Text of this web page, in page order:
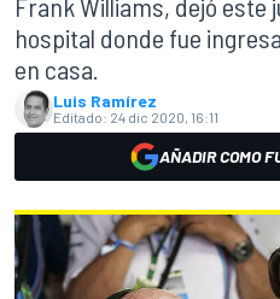
hospital donde fue
en casa.
Luis Ramírez
Editado: 24 dic 2020, 16:11
AÑADIR COMO